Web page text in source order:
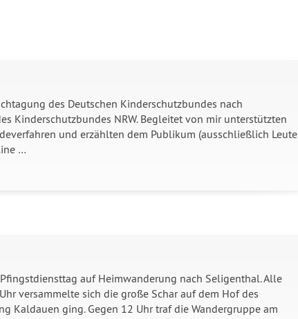
des Deutschen Kinderschutzbundes nach
Kinderschutzbundes NRW. Begleitet von mir unterstützten
und erzählten dem Publikum (ausschließlich Leute
…
auf Heimwanderung nach Seligenthal. Alle
versammelte sich die große Schar auf dem Hof des
Kaldauen ging. Gegen 12 Uhr traf die Wandergruppe am